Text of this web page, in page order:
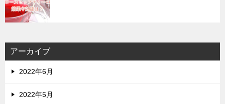
アーカイブ
2022年6月
2022年5月